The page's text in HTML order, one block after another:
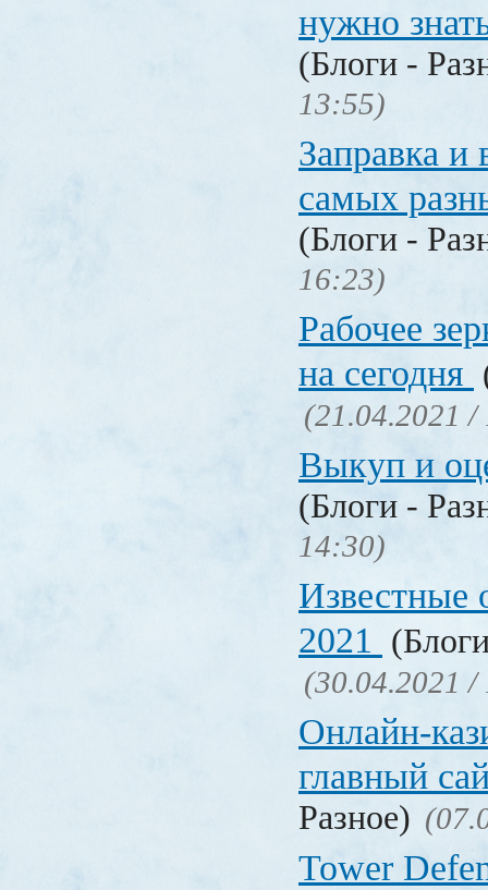
нужно
(Блоги -
13:55)
Заправка и
самых
(Блоги -
16:23)
Рабочее
на сегодня
(21.04.2021 /
Выкуп и
(Блоги -
14:30)
Известные
2021
(30.04.2021 /
Онлайн-
главный
Разное)
Tower